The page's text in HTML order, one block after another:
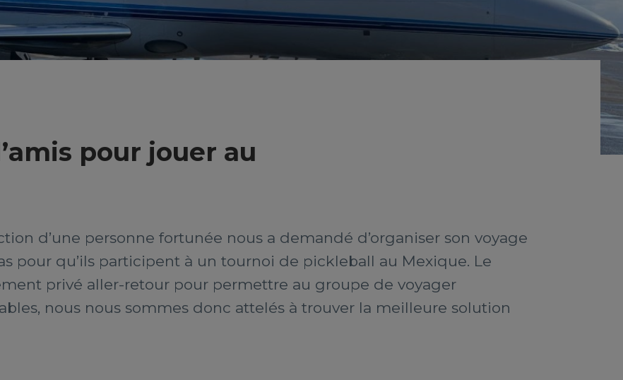
pour jouer au
d’une personne fortunée nous a demandé d’organiser son voyage
pour qu’ils participent à un tournoi de pickleball au Mexique. Le
privé aller-retour pour permettre au groupe de voyager
nous nous sommes donc attelés à trouver la meilleure solution